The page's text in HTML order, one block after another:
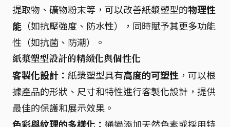
提取物、礦物粉末等，可以改善紙漿塑型的物理性
能 （如抗壓強度、防水性），同時賦予其更多功能
性（如抗菌、防潮）。
紙漿塑型設計的精緻化與個性化
客製化設計： 紙漿塑型具有高度的可塑性 ，可以根
據產品的形狀、尺寸和特性進行客製化設計，提供
最佳的保護和展示效果。
色彩與紋理的多樣化： 通過添加天然色素或採用特